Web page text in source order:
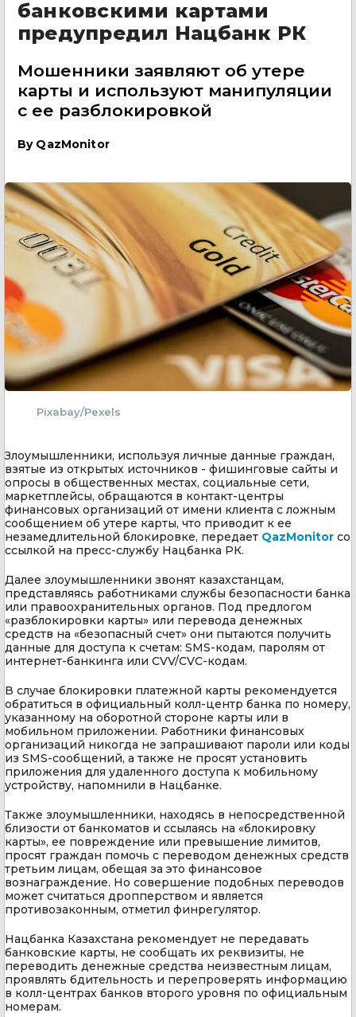
банковскими картами
предупредил Нацбанк РК
Мошенники заявляют об утере
карты и используют манипуляции
с ее разблокировкой
By QazMonitor
Pixabay/Pexels
Злоумышленники, используя личные данные граждан,
взятые из открытых источников - фишинговые сайты и
опросы в общественных местах, социальные сети,
маркетплейсы, обращаются в контакт-центры
финансовых организаций от имени клиента с ложным
сообщением об утере карты, что приводит к ее
незамедлительной блокировке, передает QazMonitor со
ссылкой на пресс-службу Нацбанка РК.
Далее злоумышленники звонят казахстанцам,
представляясь работниками службы безопасности банка
или правоохранительных органов. Под предлогом
«разблокировки карты» или перевода денежных
средств на «безопасный счет» они пытаются получить
данные для доступа к счетам: SMS-кодам, паролям от
интернет-банкинга или CVV/CVC-кодам.
В случае блокировки платежной карты рекомендуется
обратиться в официальный колл-центр банка по номеру,
указанному на оборотной стороне карты или в
мобильном приложении. Работники финансовых
организаций никогда не запрашивают пароли или коды
из SMS-сообщений, а также не просят установить
приложения для удаленного доступа к мобильному
устройству, напомнили в Нацбанке.
Также злоумышленники, находясь в непосредственной
близости от банкоматов и ссылаясь на «блокировку
карты», ее повреждение или превышение лимитов,
просят граждан помочь с переводом денежных средств
третьим лицам, обещая за это финансовое
вознаграждение. Но совершение подобных переводов
может считаться дропперством и является
противозаконным, отметил финрегулятор.
Нацбанка Казахстана рекомендует не передавать
банковские карты, не сообщать их реквизиты, не
переводить денежные средства неизвестным лицам,
проявлять бдительность и перепроверять информацию
в колл-центрах банков второго уровня по официальным
номерам.